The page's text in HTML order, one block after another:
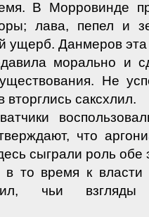
В Морровинде
лава, пепел и
ущерб. Данмеров эта
морально и
Не
саксхлил.
что
сыграли роль обе
в то время к
чьи